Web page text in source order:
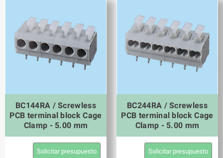
BC144RA / Screwless
PCB terminal block Cage
Clamp - 5.00 mm
Solicitar presupuesto
BC244RA / Screwless
PCB terminal block Cage
Clamp - 5.00 mm
Solicitar presupuesto